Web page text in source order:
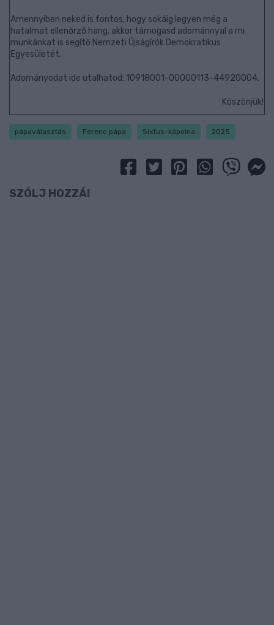
Amennyiben neked is fontos, hogy sokáig legyen még a
hatalmat ellenőrző hang, akkor támogasd adománnyal a mi
munkánkat is segítő Nemzeti Újságírók Demokratikus
Egyesületét.
Adományodat ide utalhatod: 10918001-00000113-44920004.
Köszönjük!
pápaválasztás Ferenc pápa Sixtus-kápolna 2025
SZÓLJ HOZZÁ!